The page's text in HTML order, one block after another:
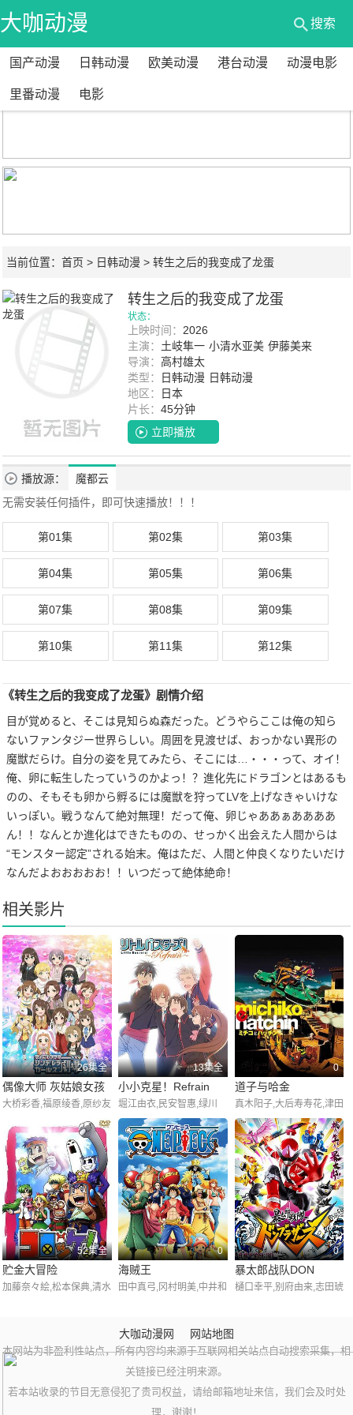
大咖动漫
网
搜索
国产动漫 日韩动漫 欧美动漫 港台动漫 动漫电影
里番动漫 电影
当前位置： 首页 > 日韩动漫 > 转生之后的我变成了龙蛋
转生之后的我变成了龙蛋
状态：
上映时间： 2026
主演： 土岐隼一 小清水亚美 伊藤美来
导演： 高村雄太
类型：
日韩动漫 日韩动漫
地区：
日本
片长： 45分钟
立即播放
播放源：
魔都云
无需安装任何插件，即可快速播放！！！
第01集 第02集 第03集
第04集 第05集 第06集
第07集 第08集 第09集
第10集 第11集 第12集
《转生之后的我变成了龙蛋》剧情介绍
目が覚めると、そこは見知らぬ森だった。どうやらここは俺の知ら
ないファンタジー世界らしい。周囲を見渡せば、おっかない異形の
魔獣だらけ。自分の姿を見てみたら、そこには…・・・って、オイ！
俺、卵に転生したっていうのかよっ！？進化先にドラゴンとはあるも
のの、そもそも卵から孵るには魔獣を狩ってLVを上げなきゃいけな
いっぽい。戦うなんて絶対無理！だって俺、卵じゃああぁああああ
ん！！なんとか進化はできたものの、せっかく出会えた人間からは
“モンスター認定”される始末。俺はただ、人間と仲良くなりたいだけ
なんだよおおおおお！！いつだって絶体絶命！
相关影片
26集全
偶像大师 灰姑娘女孩
剧场第二季
大桥彩香,福原绫香,原纱友
13集全
小小克星！Refrain
堀江由衣,民安智惠,绿川
光,神奈延年,织田优成,柳
濑夏美,铃木惠子,若林直
美,田中凉子,河原木志穗,
德井青空,神田朱未,野中
蓝,广桥凉,花泽香菜,樱井
浩美,平井理子,鸭之宫优,
游佐浩二,近藤孝行,潘惠
美,松本忍,杉田智和
0
道子与哈金
真木阳子,大后寿寿花,津田
宽治,坂井真纪,小日向永
敏,中井和哉
52集全
贮金大冒险
加藤奈々絵,松本保典,清水
0
海贼王
田中真弓,冈村明美,中井和
树,长岛雄一,池田秀一,古
川登志夫,古谷彻,大塚周
夫,津嘉山正种,草尾毅,大
一,柴田秀胜,中博史,阪口
0
暴太郎战队DON
BROTHERS
樋口幸平,别府由来,志田琥
石川雷藏
大咖动漫网 网站地图
本网站为非盈利性站点，所有内容均来源于互联网相关站点自动搜索采集，相
关链接已经注明来源。
若本站收录的节目无意侵犯了贵司权益，请给邮箱地址来信，我们会及时处
理，谢谢！